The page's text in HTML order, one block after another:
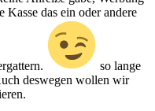
Kasse das ein oder andere
so lange
deswegen wollen wir